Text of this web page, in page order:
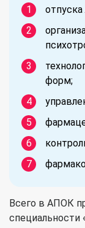
форм;
Всего в АПОК